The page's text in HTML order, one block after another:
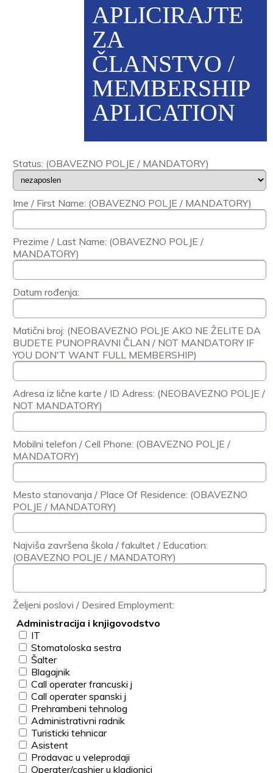
APLICIRAJTE
ZA
ČLANSTVO /
MEMBERSHIP
APLICATION
Status: (OBAVEZNO POLJE / MANDATORY)
Ime / First Name: (OBAVEZNO POLJE / MANDATORY)
Prezime / Last Name: (OBAVEZNO POLJE /
MANDATORY)
Datum rođenja:
Matični broj: (NEOBAVEZNO POLJE AKO NE ŽELITE DA
BUDETE PUNOPRAVNI ČLAN / NOT MANDATORY IF
YOU DON'T WANT FULL MEMBERSHIP)
Adresa iz lične karte / ID Adress: (NEOBAVEZNO POLJE /
NOT MANDATORY)
Mobilni telefon / Cell Phone: (OBAVEZNO POLJE /
MANDATORY)
Mesto stanovanja / Place Of Residence: (OBAVEZNO
POLJE / MANDATORY)
Najviša završena škola / fakultet / Education:
(OBAVEZNO POLJE / MANDATORY)
Željeni poslovi / Desired Employment:
Administracija i knjigovodstvo
IT
Stomatoloska sestra
Šalter
Blagajnik
Call operater francuski j
Call operater spanski j
Prehrambeni tehnolog
Administrativni radnik
Turisticki tehnicar
Asistent
Prodavac u veleprodaji
Operater/cashier u kladionici